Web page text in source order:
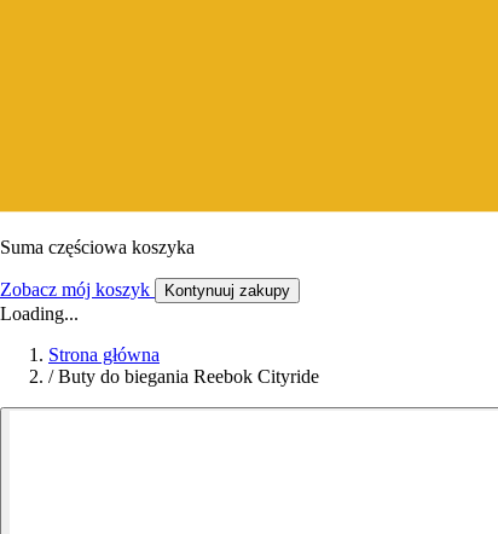
Suma częściowa koszyka
Zobacz mój koszyk Kontynuuj zakupy
Loading...
Strona główna
/ Buty do biegania Reebok Cityride